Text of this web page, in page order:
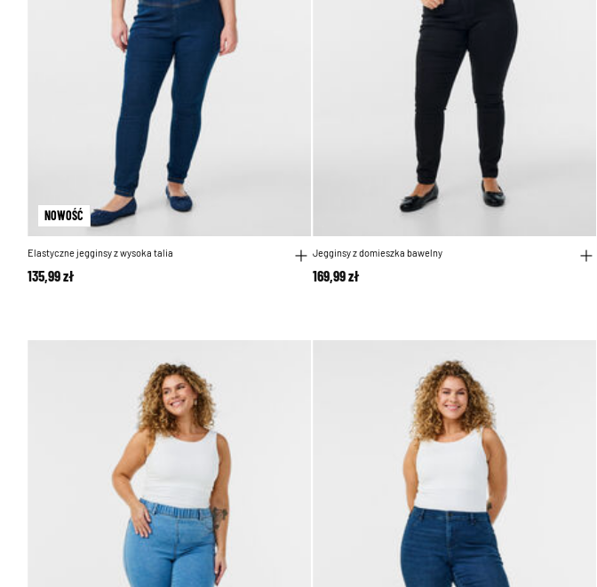
NOWOŚĆ
Elastyczne jegginsy z wysoka talia
135,99 zł
Jegginsy z domieszka bawelny
169,99 zł